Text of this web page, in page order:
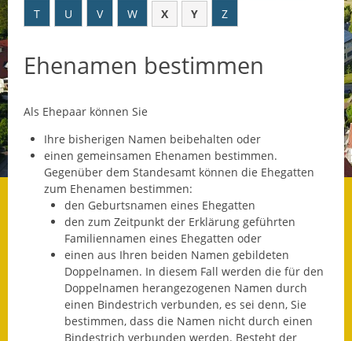
Datenschutz
Datenschutz im
Steueramt
Geschichte und
Gegenwart
Was die Alten noch
wussten!
Wagner-Werkstatt
Informationsbroschüre
Lärmaktionsplan
T
U V W X Y Z
Ehenamen bestimmen
Als Ehepaar können Sie
Ihre bisherigen Namen beibehalten oder
einen gemeinsamen Ehenamen bestimmen.
Gegenüber dem Standesamt können die Ehegatten
zum Ehenamen bestimmen:
den Geburtsnamen eines Ehegatten
den zum Zeitpunkt der Erklärung geführten
Familiennamen eines Ehegatten oder
einen aus Ihren beiden Namen gebildeten
Doppelnamen. In diesem Fall werden die für den
Doppelnamen herangezogenen Namen durch
einen Bindestrich verbunden, es sei denn, Sie
bestimmen, dass die Namen nicht durch einen
Bindestrich verbunden werden. Besteht der